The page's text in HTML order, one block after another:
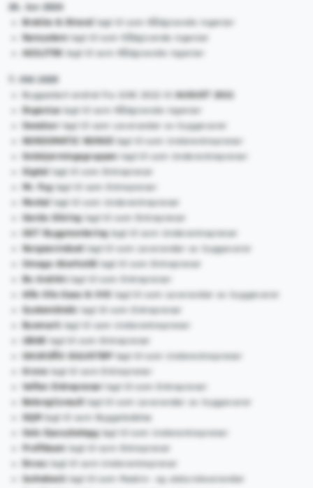
26. Jun 2026
Brekke & Strand
lagt til som Rådgivende ingeniør
Rørsystem
lagt til som Rådgivende ingeniør
AGILITEK
lagt til som Rådgivende ingeniør
7. Okt 2025
Byggestart endret fra JUNI 2022 til
AUGUST 2021
Engenius lagt til som Rådgivende ingeniør
Swedoor
lagt til som Leverandør av byggevarer
NORDOMATIC NORGE
lagt til som Underentreprenør
Solskjermingsgruppen
lagt til som Underentreprenør
Sigdal
lagt til som Entreprenør
Mr. Fuglagt til som Entreprenør
Montal
lagt til som Underentreprenør
Garda Sikringlagt til som Entreprenør
GST Byggmonteringlagt til som Underentreprenør
Norgesvinduet
lagt til som Leverandør av byggevarer
Omega Akerholdt
lagt til som Entreprenør
Bo Andrén
lagt til som Entreprenør
Alfa Olis Gass & VVS
lagt til som Leverandør av byggevarer
Systemblokk
lagt til som Entreprenør
Byemark
lagt til som Underentreprenør
UBAB
lagt til som Entreprenør
GAUKSÅS GULVSTØP
lagt til som Underentreprenør
Krone lagt til som Entreprenør
Veflen Entreprenør
lagt til som Entreprenør
BetongConsult
lagt til som Leverandør av byggevarer
SQM
lagt til som Byggeledelse
Oslo Epoxybelegglagt til som Underentreprenør
Profilteam
lagt til som Entreprenør
Envac
lagt til som Underentreprenør
Ischebeck
lagt til som Maskin- og utstyrsleverandør